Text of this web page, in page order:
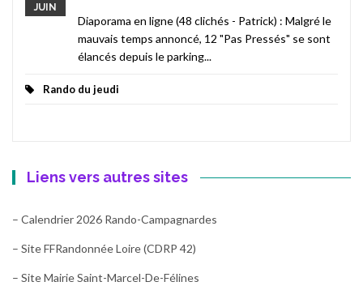
JUIN
Diaporama en ligne (48 clichés - Patrick) : Malgré le
mauvais temps annoncé, 12 "Pas Pressés" se sont
élancés depuis le parking...
Rando du jeudi
Liens vers autres sites
– Calendrier 2026 Rando-Campagnardes
– Site FFRandonnée Loire (CDRP 42)
– Site Mairie Saint-Marcel-De-Félines